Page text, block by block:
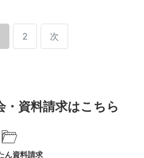
2 次
・資料請求はこちら
ん資料請求